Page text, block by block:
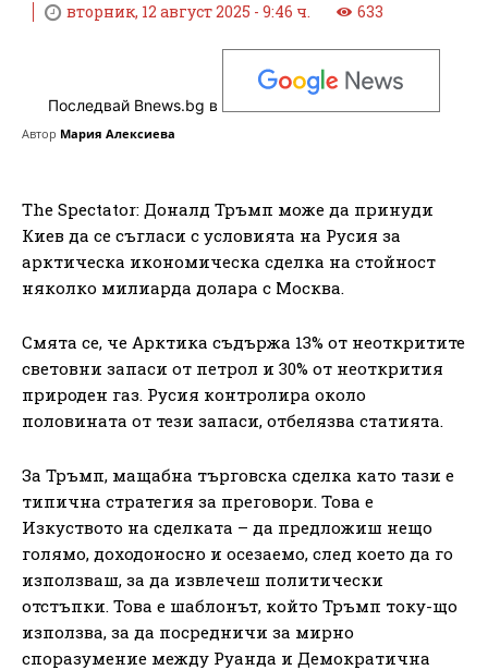
вторник, 12 август 2025 - 9:46 ч. 633
Последвай Bnews.bg в
Автор Мария Алексиева
The Spectator: Доналд Тръмп може да принуди
Киев да се съгласи с условията на Русия за
арктическа икономическа сделка на стойност
няколко милиарда долара с Москва.
Смята се, че Арктика съдържа 13% от неоткритите
световни запаси от петрол и 30% от неоткрития
природен газ. Русия контролира около
половината от тези запаси, отбелязва статията.
За Тръмп, мащабна търговска сделка като тази е
типична стратегия за преговори. Това е
Изкуството на сделката – да предложиш нещо
голямо, доходоносно и осезаемо, след което да го
използваш, за да извлечеш политически
отстъпки. Това е шаблонът, който Тръмп току-що
използва, за да посредничи за мирно
споразумение между Руанда и Демократична